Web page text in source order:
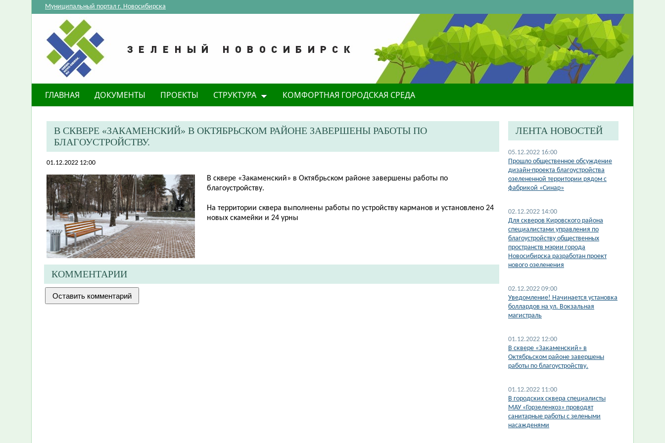
Муниципальный портал г. Новосибирска
ГЛАВНАЯ ДОКУМЕНТЫ ПРОЕКТЫ СТРУКТУРА КОМФОРТНАЯ ГОРОДСКАЯ СРЕДА
​В СКВЕРЕ «ЗАКАМЕНСКИЙ» В ОКТЯБРЬСКОМ РАЙОНЕ ЗАВЕРШЕНЫ РАБОТЫ ПО
БЛАГОУСТРОЙСТВУ.
01.12.2022 12:00
В сквере «Закаменский» в Октябрьском районе завершены работы по
благоустройству.
На территории сквера выполнены работы по устройству карманов и установлено 24
новых скамейки и 24 урны
КОММЕНТАРИИ
ЛЕНТА НОВОСТЕЙ
05.12.2022 16:00
Прошло общественное обсуждение
дизайн-проекта благоустройства
озелененной территории рядом с
фабрикой «Синар»
02.12.2022 14:00
​Для скверов Кировского района
специалистами управления по
благоустройству общественных
пространств мэрии города
Новосибирска разработан проект
нового озеленения
02.12.2022 09:00
​Уведомление! Начинается установка
боллардов на ул. Вокзальная
магистраль
01.12.2022 12:00
​В сквере «Закаменский» в
Октябрьском районе завершены
работы по благоустройству.
01.12.2022 11:00
В городских сквера специалисты
МАУ «Горзеленхоз» проводят
санитарные работы с зелеными
насажденями